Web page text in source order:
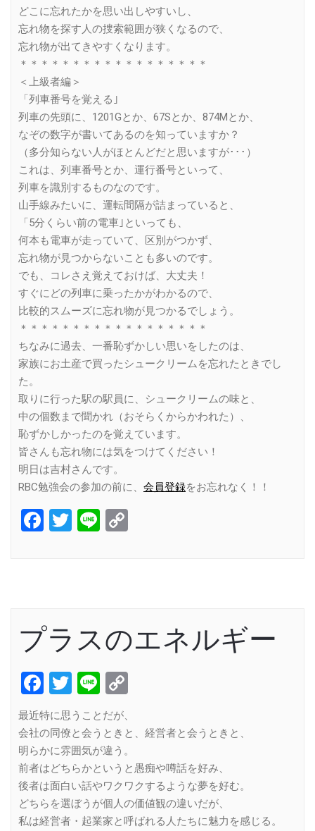
どこに忘れたかを思い出しやすいし、
忘れ物を探す人の捜索範囲が狭くなるので、
忘れ物が出てきやすくなります。
＊＊＊＊＊＊＊＊＊＊＊＊＊＊＊＊＊＊
＜上級者編＞
「列車番号を覚える｣
列車の先頭に、1201Gとか、67Sとか、874Mとか、
なぞの数字が書いてあるのを知っていますか？
（多分知らない人がほとんどだと思いますが･･･）
これは、列車番号とか、運行番号といって、
列車を識別するものなのです。
山手線みたいに、運転間隔が詰まっていると、
「5分くらい前の電車｣といっても、
何本も電車が走っていて、区別がつかず、
忘れ物が見つからないことも多いのです。
でも、コレさえ覚えておけば、大丈夫！
すぐにどの列車に乗ったかがわかるので、
比較的スムーズに忘れ物が見つかるでしょう。
＊＊＊＊＊＊＊＊＊＊＊＊＊＊＊＊＊＊
ちなみに過去、一番恥ずかしい思いをしたのは、
家族にお土産で買ったシュークリームを忘れたときでし
た。
取りに行った駅の駅員に、シュークリームの味と、
中の個数まで聞かれ（おそらくからかわれた）、
恥ずかしかったのを覚えています。
皆さんも忘れ物には気をつけてください！
明日は吉村さんです。
RBC勉強会の参加の前に、 会員登録をお忘れなく！！
Facebook
Twitter
Line
プラスのエネルギー
Facebook
Twitter
Line
最近特に思うことだが、
会社の同僚と会うときと、経営者と会うときと、
明らかに雰囲気が違う。
前者はどちらかというと愚痴や噂話を好み、
後者は面白い話やワクワクするような夢を好む。
どちらを選ぼうが個人の価値観の違いだが、
私は経営者・起業家と呼ばれる人たちに魅力を感じる。